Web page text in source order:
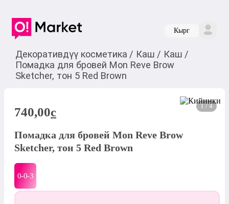
Кырг
Декоративдүү косметика / Каш / Каш /
Помадка для бровей Mon Reve Brow
Sketcher, тон 5 Red Brown
1 / 4
740,00c
Помадка для бровей Mon Reve Brow
Sketcher, тон 5 Red Brown
0-0-3